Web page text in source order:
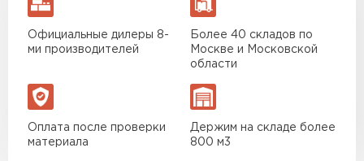
Официальные дилеры 8-
ми производителей
Более 40 складов по
Москве и Московской
области
Оплата после проверки
материала
Держим на складе более
800 м3
Утеплитель Paroc